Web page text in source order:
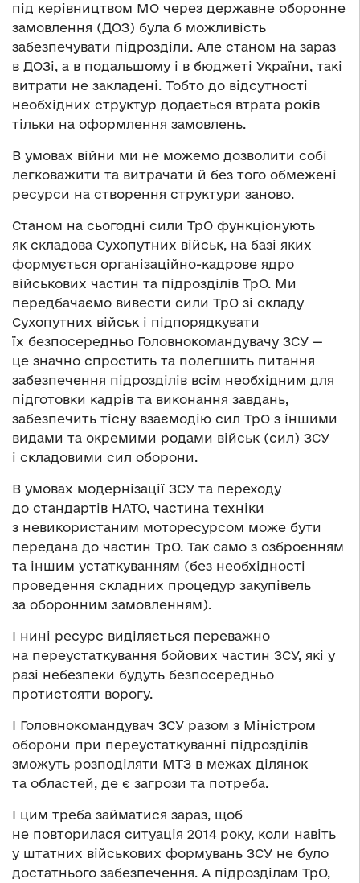
під керівництвом МО через державне оборонне
замовлення (ДОЗ) була б можливість
забезпечувати підрозділи. Але станом на зараз
в ДОЗі, а в подальшому і в бюджеті України, такі
витрати не закладені. Тобто до відсутності
необхідних структур додається втрата років
тільки на оформлення замовлень.
В умовах війни ми не можемо дозволити собі
легковажити та витрачати й без того обмежені
ресурси на створення структури заново.
Станом на сьогодні сили ТрО функціонують
як складова Сухопутних військ, на базі яких
формується організаційно-кадрове ядро
військових частин та підрозділів ТрО. Ми
передбачаємо вивести сили ТрО зі складу
Сухопутних військ і підпорядкувати
їх безпосередньо Головнокомандувачу ЗСУ —
це значно спростить та полегшить питання
забезпечення підрозділів всім необхідним для
підготовки кадрів та виконання завдань,
забезпечить тісну взаємодію сил ТрО з іншими
видами та окремими родами військ (сил) ЗСУ
і складовими сил оборони.
В умовах модернізації ЗСУ та переходу
до стандартів НАТО, частина техніки
з невикористаним моторесурсом може бути
передана до частин ТрО. Так само з озброєнням
та іншим устаткуванням (без необхідності
проведення складних процедур закупівель
за оборонним замовленням).
І нині ресурс виділяється переважно
на переустаткування бойових частин ЗСУ, які у
разі небезпеки будуть безпосередньо
протистояти ворогу.
І Головнокомандувач ЗСУ разом з Міністром
оборони при переустаткуванні підрозділів
зможуть розподіляти МТЗ в межах ділянок
та областей, де є загрози та потреба.
І цим треба займатися зараз, щоб
не повторилася ситуація 2014 року, коли навіть
у штатних військових формувань ЗСУ не було
достатнього забезпечення. А підрозділам ТрО,